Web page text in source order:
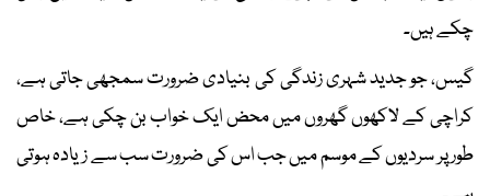
چکے ہیں۔
گیس، جو جدید شہری زندگی کی بنیادی ضرورت سمجھی جاتی ہے،
کراچی کے لاکھوں گھروں میں محض ایک خواب بن چکی ہے، خاص
طور پر سردیوں کے موسم میں جب اس کی ضرورت سب سے زیادہ ہوتی